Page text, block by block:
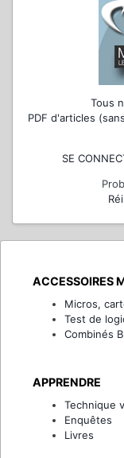
Tous
PDF d'articles
SE
ACCESSOIRES
Micros,
Test de
Combinés
APPRENDRE
Technique
Enquêtes
Livres